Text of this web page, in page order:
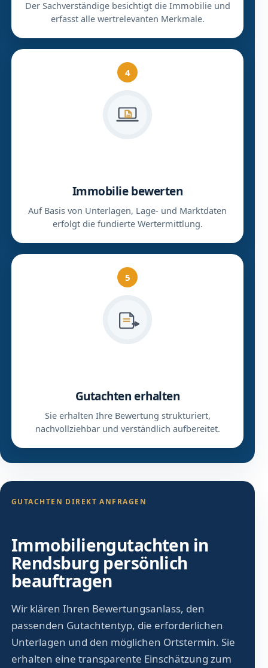
Der Sachverständige besichtigt die Immobilie und
erfasst alle wertrelevanten Merkmale.
4
Immobilie bewerten
Auf Basis von Unterlagen, Lage- und Marktdaten
erfolgt die fundierte Wertermittlung.
5
Gutachten erhalten
Sie erhalten Ihre Bewertung strukturiert,
nachvollziehbar und verständlich aufbereitet.
GUTACHTEN DIREKT ANFRAGEN
Immobiliengutachten in
Rendsburg persönlich
beauftragen
Wir klären Ihren Bewertungsanlass, den
passenden Gutachtentyp, die erforderlichen
Unterlagen und den möglichen Ortstermin. Sie
erhalten eine transparente Einschätzung zum